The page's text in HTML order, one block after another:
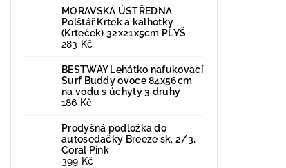
MORAVSKÁ ÚSTŘEDNA
Polštář Krtek a kalhotky
(Krteček) 32x21x5cm PLYŠ
283 Kč
BESTWAY Lehátko nafukovací
Surf Buddy ovoce 84x56cm
na vodu s úchyty 3 druhy
186 Kč
Prodyšná podložka do
autosedačky Breeze sk. 2/3,
Coral Pink
399 Kč